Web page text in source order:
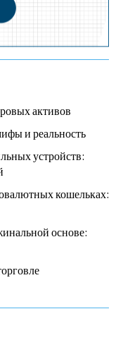
активов
и реальность
устройств:
кошельках:
основе: